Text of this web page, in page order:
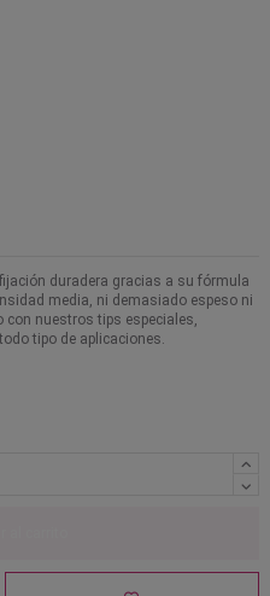
duradera gracias a su fórmula
media, ni demasiado espeso ni
nuestros tips especiales,
tipo de aplicaciones.